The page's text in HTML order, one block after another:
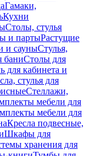
Гамаки,
Кухни
Столы, стулья
и партыРастущие
и сауныСтулья,
баниСтолы для
для кабинета и
стулья для
Стеллажи,
мебели для
мебели для
Кресла подвесные,
Шкафы для
хранения для